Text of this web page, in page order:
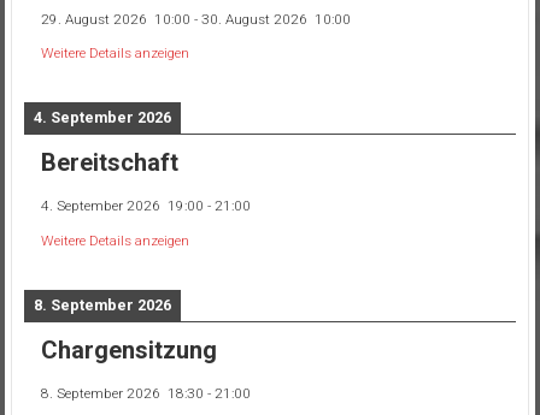
29. August 2026 10:00 - 30. August 2026 10:00
Weitere Details anzeigen
4. September 2026
Bereitschaft
4. September 2026 19:00 - 21:00
Weitere Details anzeigen
8. September 2026
Chargensitzung
8. September 2026 18:30 - 21:00